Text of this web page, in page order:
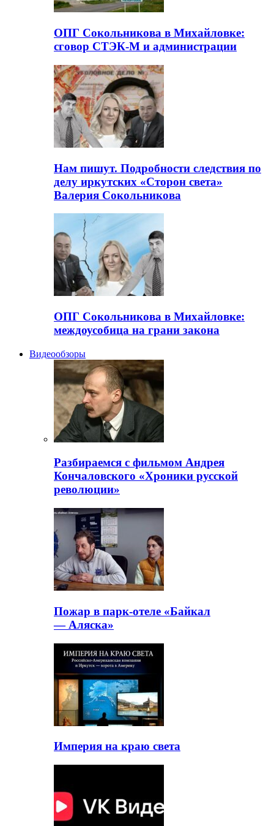
ОПГ Сокольникова в Михайловке:
сговор СТЭК-М и администрации
Нам пишут. Подробности следствия по
делу иркутских «Сторон света»
Валерия Сокольникова
ОПГ Сокольникова в Михайловке:
междоусобица на грани закона
Видеообзоры
Разбираемся с фильмом Андрея
Кончаловского «Хроники русской
революции»
Пожар в парк-отеле «Байкал
— Аляска»
Империя на краю света